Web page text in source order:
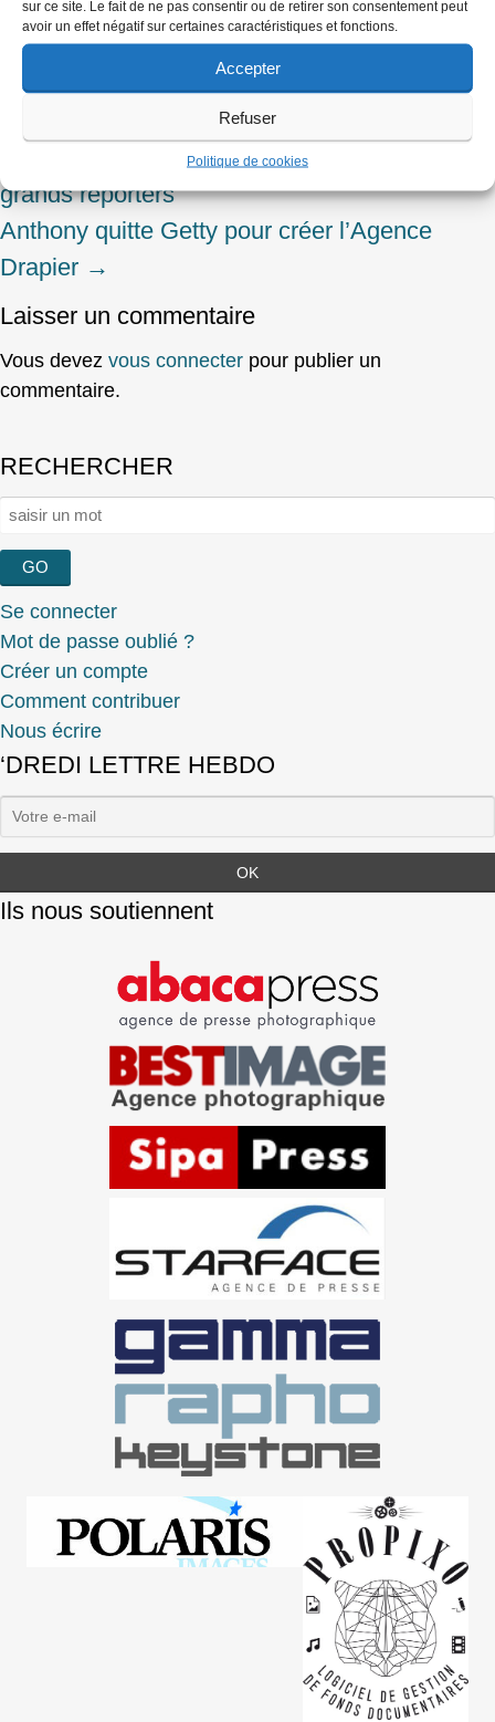
sur ce site. Le fait de ne pas consentir ou de retirer son consentement peut
avoir un effet négatif sur certaines caractéristiques et fonctions.
Accepter
Refuser
Politique de cookies
Canovas Alvaro,Emilie Blachère
Paris Match
navigation
Emmanuel Razavi confesse ses amis
grands reporters
Anthony quitte Getty pour créer l’Agence
Drapier →
Laisser un commentaire
Vous devez vous connecter pour publier un
commentaire.
RECHERCHER
Rechercher :
Se connecter
Mot de passe oublié ?
Créer un compte
Comment contribuer
Nous écrire
‘DREDI LETTRE HEBDO
Ils nous soutiennent